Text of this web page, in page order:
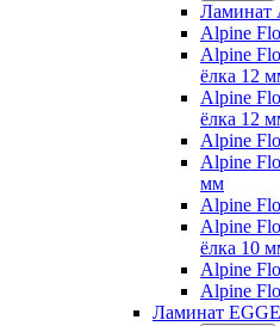
Ламинат
Alpine
Alpine
ёлка 12
Alpine
ёлка 12
Alpine
Alpine
мм
Alpine
Alpine
ёлка 10
Alpine
Alpine
Ламинат